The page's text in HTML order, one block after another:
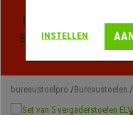
Profiteer van de
Exclusieve kortingen
bureaustoelpro Bureaustoelen
INSTELLEN